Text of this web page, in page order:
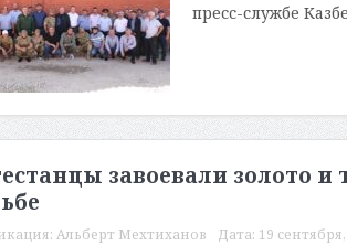
пресс-службе
завоевали золото
Альберт Мехтиханов Дата: 19